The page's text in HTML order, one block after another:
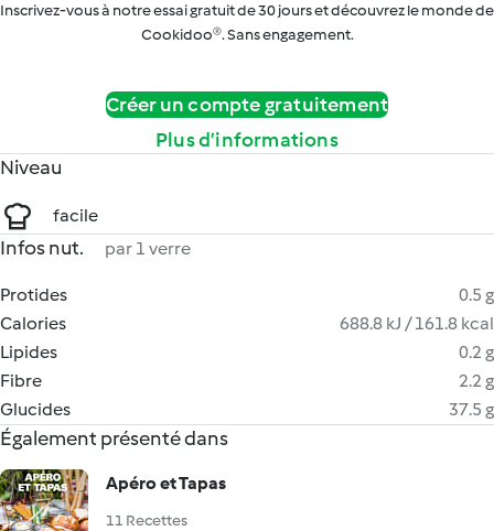
Inscrivez-vous à notre essai gratuit de 30 jours et découvrez le monde de
Cookidoo®. Sans engagement.
Créer un compte gratuitement
Plus d’informations
Niveau
facile
Infos nut. par 1 verre
Protides
0.5 g
Calories
688.8 kJ / 161.8 kcal
Lipides
0.2 g
Fibre
2.2 g
Glucides
37.5 g
Également présenté dans
Apéro et Tapas
11 Recettes